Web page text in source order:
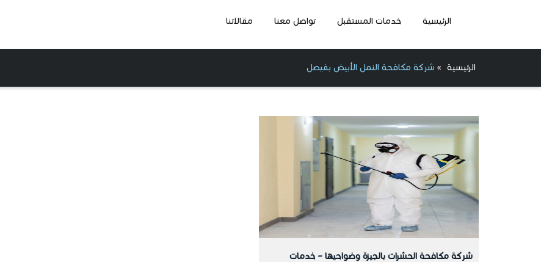
الرئيسية خدمات المستقبل تواصل معنا مقالاتنا
الرئيسية » شركة مكافحة النمل الأبيض بفيصل
شركة مكافحة الحشرات بالجيزة وضواحيها – خدمات